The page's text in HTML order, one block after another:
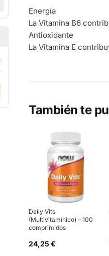
Energía
La Vitamina B6
Antioxidante
La Vitamina E
También te
Daily Vits
(Multivitamínico) – 100
comprimidos
24,25 €